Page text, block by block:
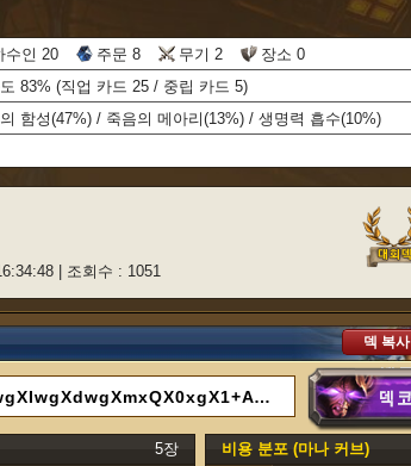
수인 20 주문 8 무기 2
장소 0
83% (직업 카드 25 / 중립 카드 5)
함성(47%) / 죽음의 메아리(13%) / 생명력 흡수(10%)
| 조회수 : 1051
덱 복사
AAECAf0GBKzRBYCeBpWzBpTKBg3HwgXIwgXdwgXmxQX0xgX1+AWFjgaJmQaEngaioAajoAbCvgaVygYA
5장
비용 분포 (마나 커브)